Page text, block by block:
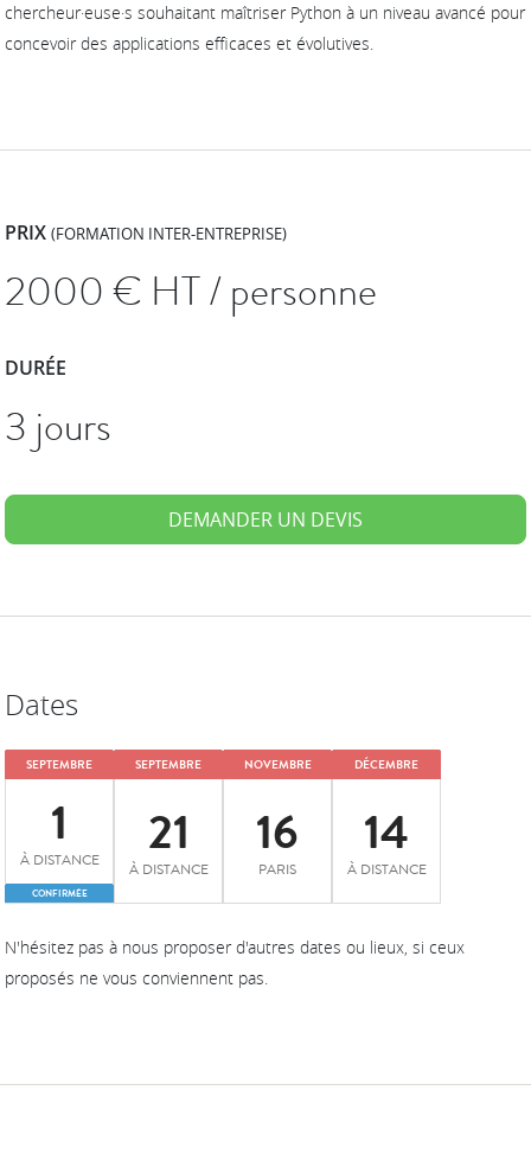
chercheur·euse·s souhaitant maîtriser Python à un niveau avancé pour
concevoir des applications efficaces et évolutives.
PRIX(FORMATION INTER-ENTREPRISE)
2000€ HT / personne
DURÉE
3 jours
DEMANDER UN DEVIS
Dates
SEPTEMBRE
1
À DISTANCE
CONFIRMÉE
SEPTEMBRE
21
À DISTANCE
NOVEMBRE
16
PARIS
DÉCEMBRE
14
À DISTANCE
N'hésitez pas à nous proposer d'autres dates ou lieux, si ceux
proposés ne vous conviennent pas.